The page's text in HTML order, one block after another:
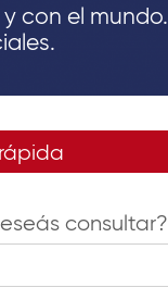
con el
consultar?